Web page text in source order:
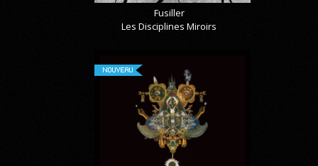
Fusiller
Les Disciplines Miroirs
NOUVEAU